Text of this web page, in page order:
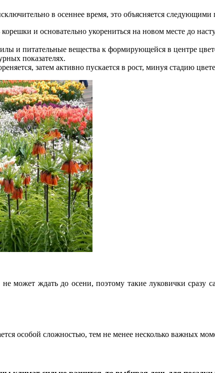
в осеннее время, это объясняется
и основательно укорениться на новом месте до
и питательные вещества к формирующейся в центре
показателях.
затем активно пускается в рост, минуя стадию
может ждать до осени, поэтому такие луковички
особой сложностью, тем не менее несколько важных